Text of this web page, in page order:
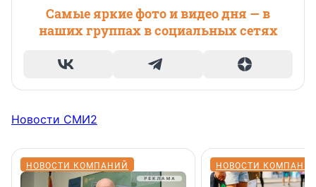
Самые яркие фото и видео дня — в
наших группах в социальных сетях
Новости СМИ2
НОВОСТИ КОМПАНИЙ НОВОСТИ